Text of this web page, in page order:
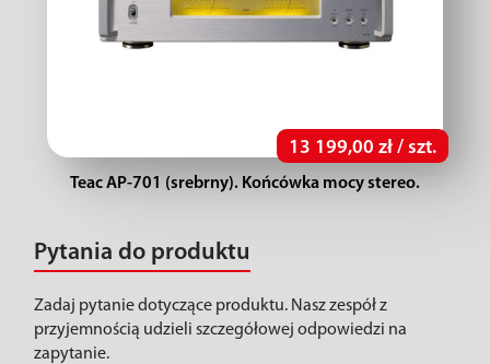
13 199,00 zł / szt.
Teac AP-701 (srebrny). Końcówka mocy stereo.
Pytania do produktu
Zadaj pytanie dotyczące produktu. Nasz zespół z
przyjemnością udzieli szczegółowej odpowiedzi na
zapytanie.